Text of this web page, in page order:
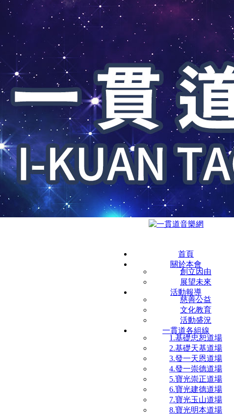
首頁
關於本會
創立因由
展望未來
活動報導
慈善公益
文化教育
活動盛況
一貫道各組線
1.基礎忠恕道場
2.基礎天基道場
3.發一天恩道場
4.發一崇德道場
5.寶光崇正道場
6.寶光建德道場
7.寶光玉山道場
8.寶光明本道場